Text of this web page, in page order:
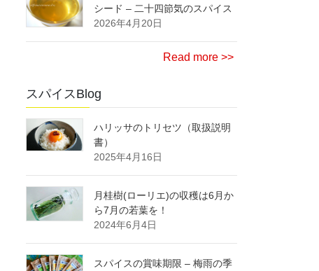
シード – 二十四節気のスパイス
2026年4月20日
Read more >>
スパイスBlog
ハリッサのトリセツ（取扱説明
書）
2025年4月16日
月桂樹(ローリエ)の収穫は6月か
ら7月の若葉を！
2024年6月4日
スパイスの賞味期限 – 梅雨の季